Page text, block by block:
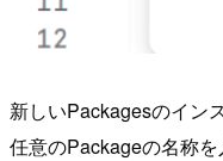
新しいPackagesのイン
任意のPackageの名称